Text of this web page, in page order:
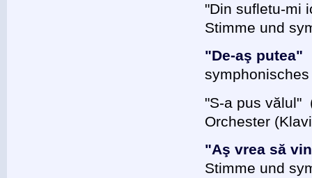
"Din sufletu-mi
Stimme und
"De-aş putea"
"S-a pus vălul"
Orchester
"Aş vrea să
Stimme und